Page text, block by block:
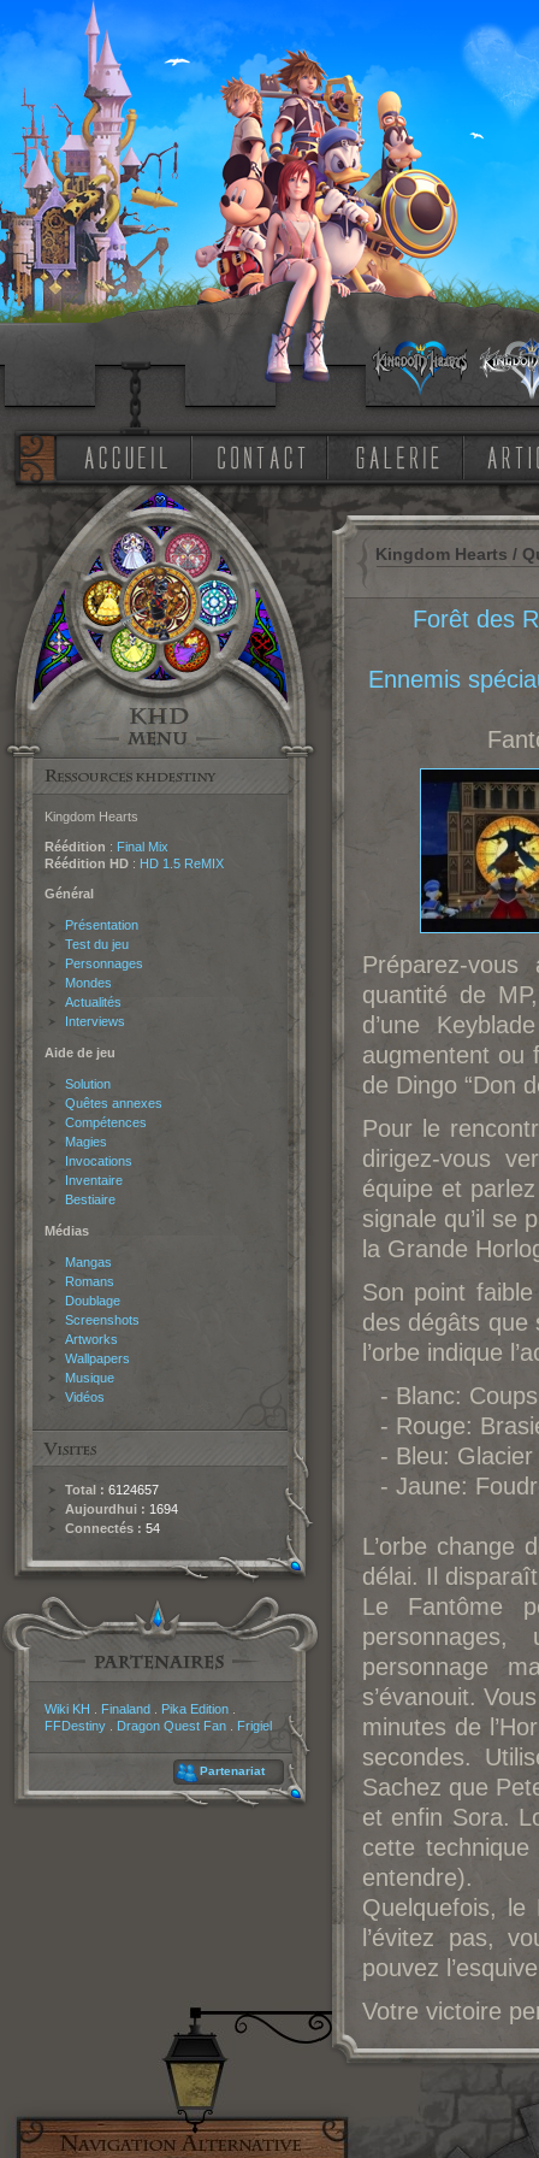
Kingdom Hearts
Réédition : Final Mix
Réédition HD : HD 1.5 ReMIX
Général
Présentation
Test du jeu
Personnages
Mondes
Actualités
Interviews
Aide de jeu
Solution
Quêtes annexes
Compétences
Magies
Invocations
Inventaire
Bestiaire
Médias
Mangas
Romans
Doublage
Screenshots
Artworks
Wallpapers
Musique
Vidéos
Total : 6124657
Aujourdhui : 1694
Connectés : 54
Wiki KH Finaland Pika Edition
FFDestiny
Dragon Quest Fan Frigiel
Partenariat
Kingdom Hearts /
Forêt des
Ennemis
Préparez-
quantité de
d’une
augmentent ou
de Dingo “Don
Pour le
dirigez-vous
équipe et
signale qu’il se
la Grande
Son point
des dégâts que
l’orbe indique
- Blanc:
- Rouge:
- Bleu: Glacier
- Jaune:
L’orbe change
délai. Il
Le Fantôme
personnage
s’évanouit.
minutes de
secondes.
Sachez que
et enfin Sora.
cette
entendre).
Quelquefois, le
l’évitez pas,
pouvez
Votre victoire